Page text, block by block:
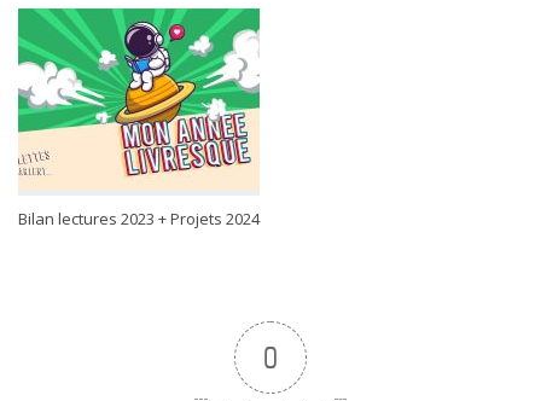
Bilan lectures 2023 + Projets 2024
0